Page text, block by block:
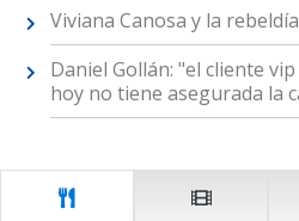
Viviana Canosa y la
Daniel Gollán: "el cliente
hoy no tiene asegurada la